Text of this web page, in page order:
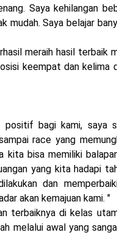
Blue Core 125cc
Saya kehilangan
mudah.Saya belajar
meraih hasil terbaik
keempat dan kelima
positif bagi kami, saya
race yang
kita bisa memiliki
yang kita hadapi
dan
akan kemajuan kami. "
terbaiknya di kelas
melalui awal yang